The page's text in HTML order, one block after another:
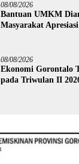
08/08/2026
Bantuan UMKM
Masyarakat
08/08/2026
Ekonomi Gorontalo
pada Triwulan II